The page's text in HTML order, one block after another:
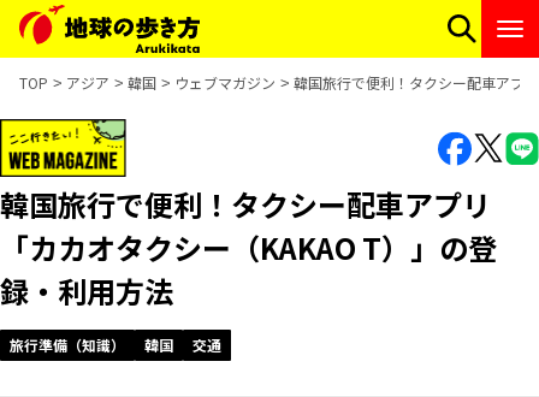
TOP アジア 韓国 ウェブマガジン 韓国旅行で便利！タクシー配車アプ
韓国旅行で便利！タクシー配車アプリ
「カカオタクシー（KAKAO T）」の登
録・利用方法
旅行準備（知識） 韓国 交通